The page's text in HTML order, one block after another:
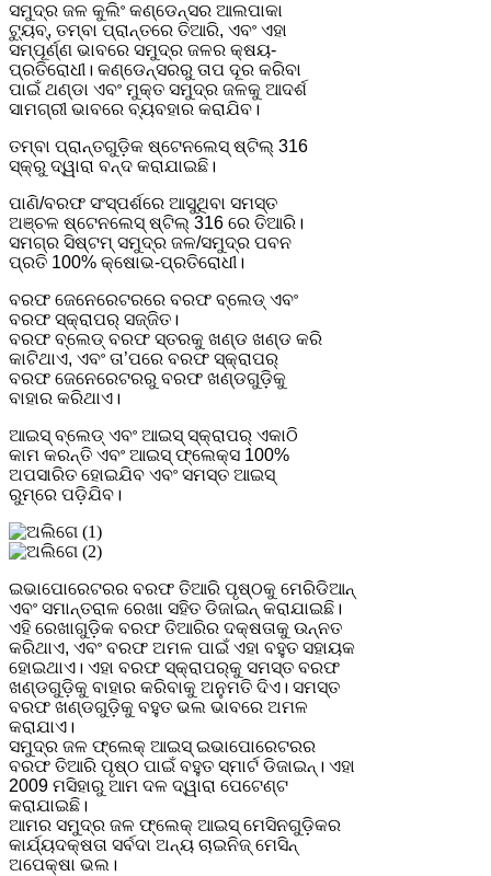
ସମୁଦ୍ର ଜଳ କୁଲିଂ କଣ୍ଡେନ୍ସର ଆଲପାକା
ଟ୍ୟୁବ୍, ତମ୍ବା ପ୍ରାନ୍ତରେ ତିଆରି, ଏବଂ ଏହା
ସମ୍ପୂର୍ଣ୍ଣ ଭାବରେ ସମୁଦ୍ର ଜଳର କ୍ଷୟ-
ପ୍ରତିରୋଧୀ। କଣ୍ଡେନ୍ସରରୁ ତାପ ଦୂର କରିବା
ପାଇଁ ଥଣ୍ଡା ଏବଂ ମୁକ୍ତ ସମୁଦ୍ର ଜଳକୁ ଆଦର୍ଶ
ସାମଗ୍ରୀ ଭାବରେ ବ୍ୟବହାର କରାଯିବ।
ତମ୍ବା ପ୍ରାନ୍ତଗୁଡ଼ିକ ଷ୍ଟେନଲେସ୍ ଷ୍ଟିଲ୍ 316
ସ୍କ୍ରୁ ଦ୍ୱାରା ବନ୍ଦ କରାଯାଇଛି।
ପାଣି/ବରଫ ସଂସ୍ପର୍ଶରେ ଆସୁଥିବା ସମସ୍ତ
ଅଞ୍ଚଳ ଷ୍ଟେନଲେସ୍ ଷ୍ଟିଲ୍ 316 ରେ ତିଆରି।
ସମଗ୍ର ସିଷ୍ଟମ୍ ସମୁଦ୍ର ଜଳ/ସମୁଦ୍ର ପବନ
ପ୍ରତି 100% କ୍ଷୋଭ-ପ୍ରତିରୋଧୀ।
ବରଫ ଜେନେରେଟରରେ ବରଫ ବ୍ଲେଡ୍ ଏବଂ
ବରଫ ସ୍କ୍ରାପର୍ ସଜ୍ଜିତ।
ବରଫ ବ୍ଲେଡ୍ ବରଫ ସ୍ତରକୁ ଖଣ୍ଡ ଖଣ୍ଡ କରି
କାଟିଥାଏ, ଏବଂ ତା’ପରେ ବରଫ ସ୍କ୍ରାପର୍
ବରଫ ଜେନେରେଟରରୁ ବରଫ ଖଣ୍ଡଗୁଡ଼ିକୁ
ବାହାର କରିଥାଏ।
ଆଇସ୍ ବ୍ଲେଡ୍ ଏବଂ ଆଇସ୍ ସ୍କ୍ରାପର୍ ଏକାଠି
କାମ କରନ୍ତି ଏବଂ ଆଇସ୍ ଫ୍ଲେକ୍ସ 100%
ଅପସାରିତ ହୋଇଯିବ ଏବଂ ସମସ୍ତ ଆଇସ୍
ରୁମ୍‌ରେ ପଡ଼ିଯିବ।
ଇଭାପୋରେଟରର ବରଫ ତିଆରି ପୃଷ୍ଠକୁ ମେରିଡିଆନ୍
ଏବଂ ସମାନ୍ତରାଳ ରେଖା ସହିତ ଡିଜାଇନ୍ କରାଯାଇଛି।
ଏହି ରେଖାଗୁଡ଼ିକ ବରଫ ତିଆରିର ଦକ୍ଷତାକୁ ଉନ୍ନତ
କରିଥାଏ, ଏବଂ ବରଫ ଅମଳ ପାଇଁ ଏହା ବହୁତ ସହାୟକ
ହୋଇଥାଏ। ଏହା ବରଫ ସ୍କ୍ରାପର୍‌କୁ ସମସ୍ତ ବରଫ
ଖଣ୍ଡଗୁଡ଼ିକୁ ବାହାର କରିବାକୁ ଅନୁମତି ଦିଏ। ସମସ୍ତ
ବରଫ ଖଣ୍ଡଗୁଡ଼ିକୁ ବହୁତ ଭଲ ଭାବରେ ଅମଳ
କରାଯାଏ।
ସମୁଦ୍ର ଜଳ ଫ୍ଲେକ୍ ଆଇସ୍ ଇଭାପୋରେଟରର
ବରଫ ତିଆରି ପୃଷ୍ଠ ପାଇଁ ବହୁତ ସ୍ମାର୍ଟ ଡିଜାଇନ୍। ଏହା
2009 ମସିହାରୁ ଆମ ଦଳ ଦ୍ୱାରା ପେଟେଣ୍ଟ
କରାଯାଇଛି।
ଆମର ସମୁଦ୍ର ଜଳ ଫ୍ଲେକ୍ ଆଇସ୍ ମେସିନଗୁଡ଼ିକର
କାର୍ଯ୍ୟଦକ୍ଷତା ସର୍ବଦା ଅନ୍ୟ ଚାଇନିଜ୍ ମେସିନ୍
ଅପେକ୍ଷା ଭଲ।